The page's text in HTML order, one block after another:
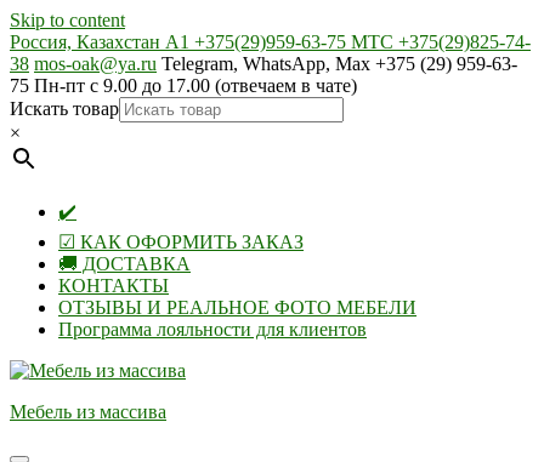
Skip to content
Россия, Казахстан А1 +375(29)959-63-75 МТС +375(29)825-74-
38 mos-oak@ya.ru Telegram, WhatsApp, Max +375 (29) 959-63-
75 Пн-пт с 9.00 до 17.00 (отвечаем в чате)
Искать товар
×
✔️
☑ КАК ОФОРМИТЬ ЗАКАЗ
🚚 ДОСТАВКА
КОНТАКТЫ
ОТЗЫВЫ И РЕАЛЬНОЕ ФОТО МЕБЕЛИ
Программа лояльности для клиентов
Мебель из массива